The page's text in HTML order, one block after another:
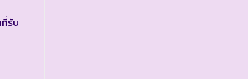
รับ